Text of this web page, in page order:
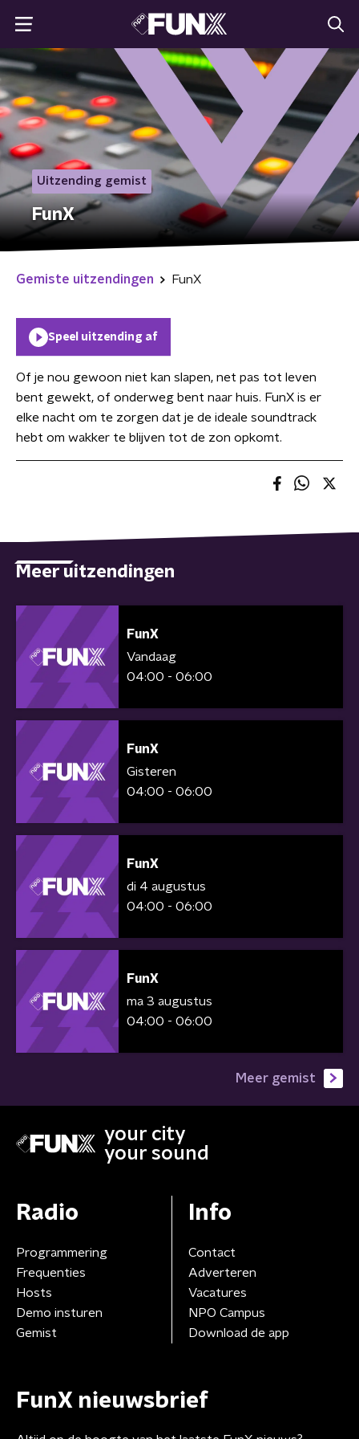
Uitzending gemist
FunX
Gemiste uitzendingen FunX
Speel uitzending af
Of je nou gewoon niet kan slapen, net pas tot leven
bent gewekt, of onderweg bent naar huis. FunX is er
elke nacht om te zorgen dat je de ideale soundtrack
hebt om wakker te blijven tot de zon opkomt.
Meer uitzendingen
FunX
Vandaag
04:00 - 06:00
FunX
Gisteren
04:00 - 06:00
FunX
di 4 augustus
04:00 - 06:00
FunX
ma 3 augustus
04:00 - 06:00
Meer gemist
your city
your sound
Radio
Programmering
Frequenties
Hosts
Demo insturen
Gemist
Info
Contact
Adverteren
Vacatures
NPO Campus
Download de app
FunX nieuwsbrief